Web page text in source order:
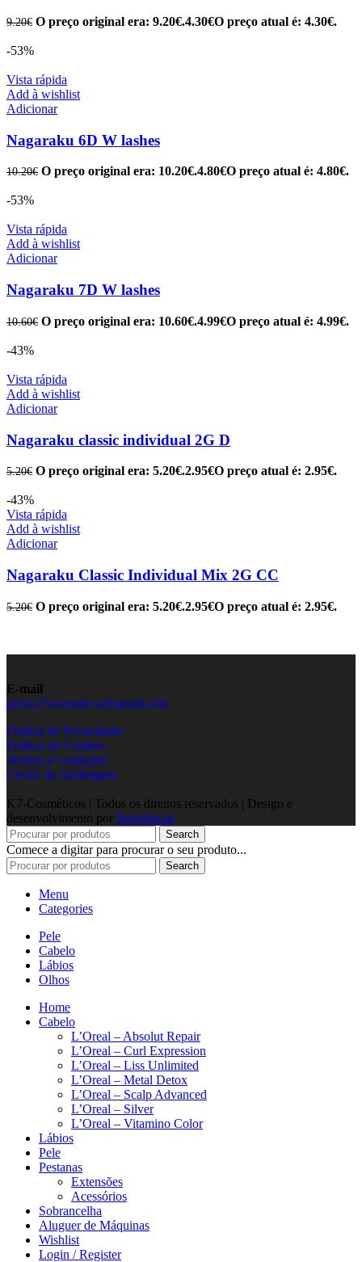
9.20€ O preço original era: 9.20€.4.30€O preço atual é: 4.30€.
-53%
Vista rápida
Add à wishlist
Adicionar
Nagaraku 6D W lashes
10.20€ O preço original era: 10.20€.4.80€O preço atual é: 4.80€.
-53%
Vista rápida
Add à wishlist
Adicionar
Nagaraku 7D W lashes
10.60€ O preço original era: 10.60€.4.99€O preço atual é: 4.99€.
-43%
Vista rápida
Add à wishlist
Adicionar
Nagaraku classic individual 2G D
5.20€ O preço original era: 5.20€.2.95€O preço atual é: 2.95€.
-43%
Vista rápida
Add à wishlist
Adicionar
Nagaraku Classic Individual Mix 2G CC
5.20€ O preço original era: 5.20€.2.95€O preço atual é: 2.95€.
E-mail
geral.k7cosmeticos@gmail.com
Política de Privacidade
Política de Cookies
Termos e condições
Centro de Arbitragem
K7-Cosméticos | Todos os direitos reservados | Design e
desenvolvimento por Bestsites.pt
Search
Comece a digitar para procurar o seu produto...
Search
Menu
Categories
Pele
Cabelo
Lábios
Olhos
Home
Cabelo
L’Oreal – Absolut Repair
L’Oreal – Curl Expression
L’Oreal – Liss Unlimited
L’Oreal – Metal Detox
L’Oreal – Scalp Advanced
L’Oreal – Silver
L’Oreal – Vitamino Color
Lábios
Pele
Pestanas
Extensões
Acessórios
Sobrancelha
Aluguer de Máquinas
Wishlist
Login / Register